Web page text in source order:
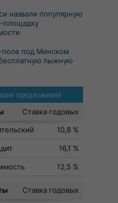
назвали популярную
площадку
поле под Минском
лыжную
предложения
Ставка годовых
10,8 %
16,1 %
12,5 %
Ставка годовых